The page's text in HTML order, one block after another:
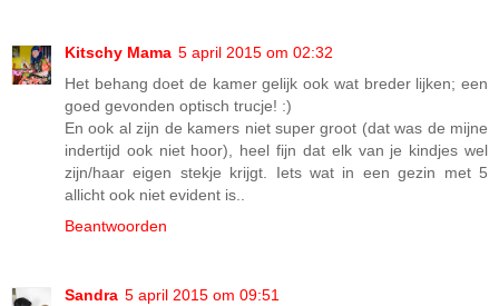
Kitschy Mama 5 april 2015 om 02:32
Het behang doet de kamer gelijk ook wat breder lijken; een
goed gevonden optisch trucje! :)
En ook al zijn de kamers niet super groot (dat was de mijne
indertijd ook niet hoor), heel fijn dat elk van je kindjes wel
zijn/haar eigen stekje krijgt. Iets wat in een gezin met 5
allicht ook niet evident is..
Beantwoorden
Sandra 5 april 2015 om 09:51